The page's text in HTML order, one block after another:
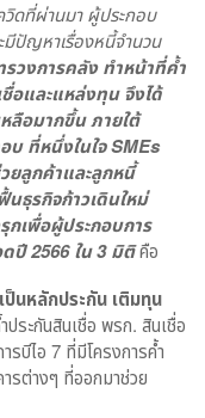
วิดที่ผ่านมา ผู้ประกอบ
ปัญหาเรื่องหนี้จำนวน
รวงการคลัง ทำหน้าที่ค้ำ
อและแหล่งทุน จึงได้
ลือมากขึ้น ภายใต้
บ ที่หนึ่งในใจ SMEs
ยลูกค้าและลูกหนี้
ธุรกิจก้าวเดินใหม่
กเพื่อผู้ประกอบการ
ปี 2566 ใน 3 มิติคือ
เป็นหลักประกัน เติมทุน
ประกันสินเชื่อ พรก. สินเชื่อ
รบีไอ 7 ที่มีโครงการค้ำ
รต่างๆ ที่ออกมาช่วย